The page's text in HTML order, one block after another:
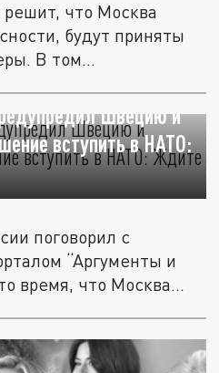
решит, что Москва
будут приняты
В том...
Швецию и
вступить в НАТО:
поговорил с
“Аргументы и
время, что Москва...